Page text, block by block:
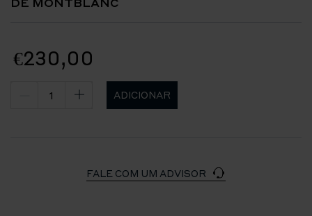
€230,00
ADICIONAR
FALE COM UM ADVISOR